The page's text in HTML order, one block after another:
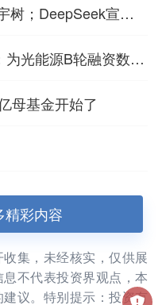
树；DeepSeek宣布
光能源B轮融资数亿
母基金开始了
精彩内容
收集，未经核实，仅供展
不代表投资界观点，本
议。特别提示：投资有